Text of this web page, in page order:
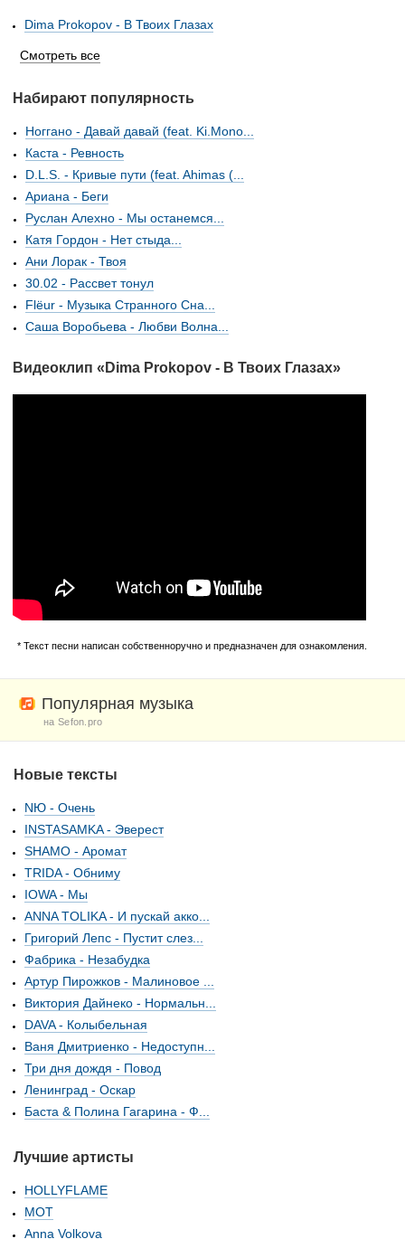
Dima Prokopov - В Твоих Глазах
Смотреть все
Набирают популярность
Ноггано - Давай давай (feat. Ki.Mono...
Каста - Ревность
D.L.S. - Кривые пути (feat. Ahimas (...
Ариана - Беги
Руслан Алехно - Мы останемся...
Катя Гордон - Нет стыда...
Ани Лорак - Твоя
30.02 - Рассвет тонул
Flёur - Музыка Странного Сна...
Саша Воробьева - Любви Волна...
Видеоклип «Dima Prokopov - В Твоих Глазах»
* Текст песни написан собственноручно и предназначен для ознакомления.
Популярная музыка
на Sefon.pro
Новые тексты
NЮ - Очень
INSTASAMKA - Эверест
SHAMO - Аромат
TRIDA - Обниму
IOWA - Мы
ANNA TOLIKA - И пускай акко...
Григорий Лепс - Пустит слез...
Фабрика - Незабудка
Артур Пирожков - Малиновое ...
Виктория Дайнеко - Нормальн...
DAVA - Колыбельная
Ваня Дмитриенко - Недоступн...
Три дня дождя - Повод
Ленинград - Оскар
Баста & Полина Гагарина - Ф...
Лучшие артисты
HOLLYFLAME
МОТ
Anna Volkova